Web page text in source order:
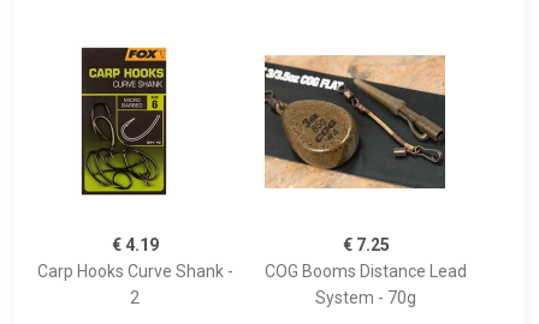
€ 4.19
Carp Hooks Curve Shank -
2
€ 7.25
COG Booms Distance Lead
System - 70g